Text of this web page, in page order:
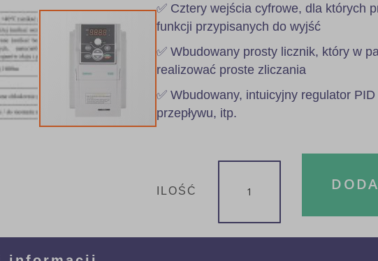
✅ Cztery wejścia cyfrowe, dla których
funkcji przypisanych do wyjść
✅ Wbudowany prosty licznik, który w
realizować proste zliczania
✅ Wbudowany, intuicyjny regulator
przepływu, itp.
ILOŚĆ